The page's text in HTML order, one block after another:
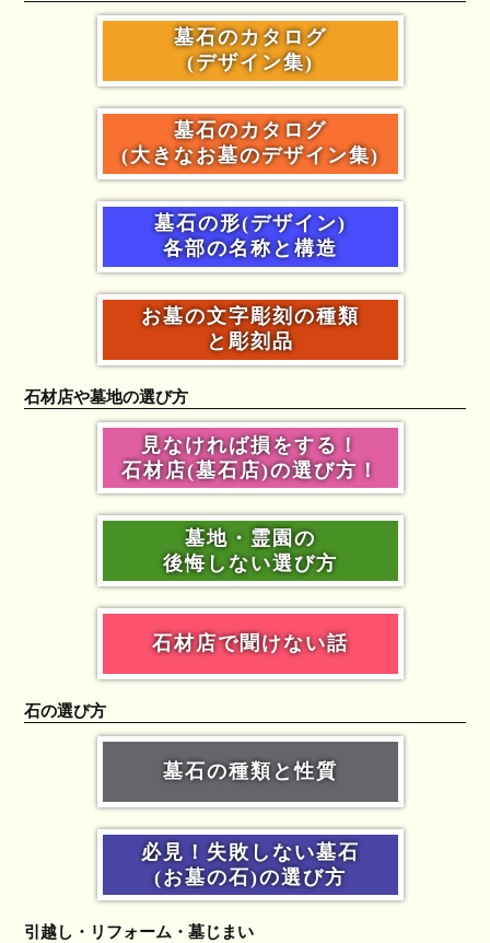
墓石のカタログ
(デザイン集)
墓石のカタログ
(大きなお墓のデザイン集)
墓石の形(デザイン)
各部の名称と構造
お墓の文字彫刻の種類
と彫刻品
石材店や墓地の選び方
見なければ損をする！
石材店(墓石店)の選び方！
墓地・霊園の
後悔しない選び方
石材店で聞けない話
石の選び方
墓石の種類と性質
必見！失敗しない墓石
(お墓の石)の選び方
引越し・リフォーム・墓じまい